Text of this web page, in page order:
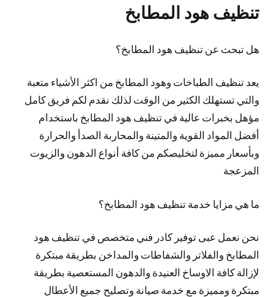
تنظيف هود المطابخ
هل تبحث عن تنظيف هود المطابخ؟
يعد تنظيف الطباخات وهود المطابخ من اكثر الأشياء متعبة
والتي تستهلك الكثير من الوقت لذلك نقدم لكم فريق كامل
مؤهل بخبرات عالية في تنظيف هود المطابخ باستخدام
أفضل المواد القوية والمتينة والمحاربة الصدأ والحرارة
وبأسعار مميزة لتخليصكم من كافة أنواع الدهون والزيوت
المزعجة
ما هي مزايا خدمة تنظيف هود المطابخ؟
نحن نعمل عبى توفير كادر فني متخصص في تنظيف هود
المطابخ والفلاتر والشفاطات والمداخن بطريقة مبتكرة
لإزالة كافة الاوساخ العنيدة والدهون المستعصية بطريقة
مبتكرة ومميزة مع خدمة صيانة وتصليح جميع الأعطال